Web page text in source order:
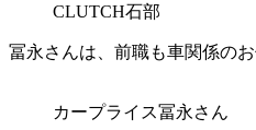
CLUTCH石部
冨永さんは、前職も車関係の
カープライス冨永さん